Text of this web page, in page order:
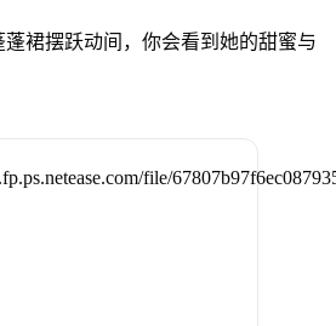
裙摆跃动间，你会看到她的甜蜜与